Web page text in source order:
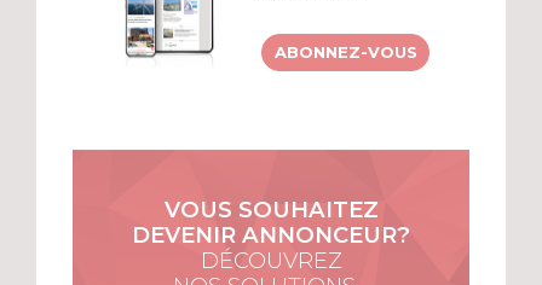
ABONNEZ-VOUS
VOUS SOUHAITEZ
DEVENIR ANNONCEUR?
DÉCOUVREZ